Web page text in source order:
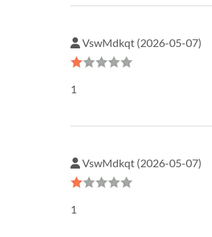
VswMdkqt (2026-05-07)
1
VswMdkqt (2026-05-07)
1